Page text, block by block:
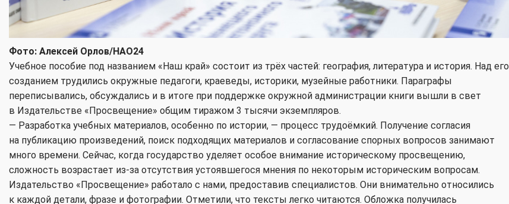
Фото: Алексей Орлов/НАО24
Учебное пособие под названием «Наш край» состоит из трёх частей: география, литература и история. Над его
созданием трудились окружные педагоги, краеведы, историки, музейные работники. Параграфы
переписывались, обсуждались и в итоге при поддержке окружной администрации книги вышли в свет
в Издательстве «Просвещение» общим тиражом 3 тысячи экземпляров.
— Разработка учебных материалов, особенно по истории, — процесс трудоёмкий. Получение согласия
на публикацию произведений, поиск подходящих материалов и согласование спорных вопросов занимают
много времени. Сейчас, когда государство уделяет особое внимание историческому просвещению,
сложность возрастает из-за отсутствия устоявшегося мнения по некоторым историческим вопросам.
Издательство «Просвещение» работало с нами, предоставив специалистов. Они внимательно относились
к каждой детали, фразе и фотографии. Отметили, что тексты легко читаются. Обложка получилась